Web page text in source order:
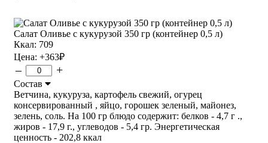
Салат Оливье с кукурузой 350 гр (контейнер 0,5 л)
Ккал: 709
Цена: +363₽
– +
Состав
Ветчина, кукуруза, картофель свежий, огурец
консервированный , яйцо, горошек зеленый, майонез,
зелень, соль. На 100 гр блюдо содержит: белков - 4,7 г .,
жиров - 17,9 г., углеводов - 5,4 гр. Энергетическая
ценность - 202,8 ккал